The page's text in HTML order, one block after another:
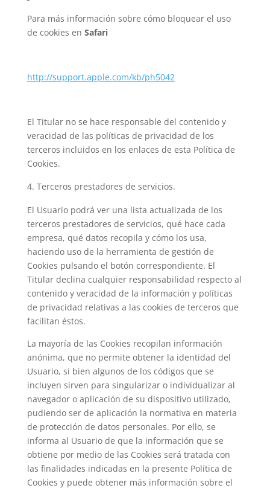
Para más información sobre cómo bloquear el uso
de cookies en Safari
http://support.apple.com/kb/ph5042
El Titular no se hace responsable del contenido y
veracidad de las políticas de privacidad de los
terceros incluidos en los enlaces de esta Política de
Cookies.
Terceros prestadores de servicios.
El Usuario podrá ver una lista actualizada de los
terceros prestadores de servicios, qué hace cada
empresa, qué datos recopila y cómo los usa,
haciendo uso de la herramienta de gestión de
Cookies pulsando el botón correspondiente. El
Titular declina cualquier responsabilidad respecto al
contenido y veracidad de la información y políticas
de privacidad relativas a las cookies de terceros que
facilitan éstos.
La mayoría de las Cookies recopilan información
anónima, que no permite obtener la identidad del
Usuario, si bien algunos de los códigos que se
incluyen sirven para singularizar o individualizar al
navegador o aplicación de su dispositivo utilizado,
pudiendo ser de aplicación la normativa en materia
de protección de datos personales. Por ello, se
informa al Usuario de que la información que se
obtiene por medio de las Cookies será tratada con
las finalidades indicadas en la presente Política de
Cookies y puede obtener más información sobre el